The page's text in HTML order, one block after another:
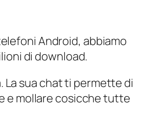
Android, abbiamo
di download.
La sua chat ti permette di
e mollare cosicche tutte